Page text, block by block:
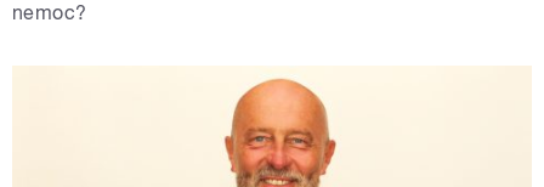
nemoc?